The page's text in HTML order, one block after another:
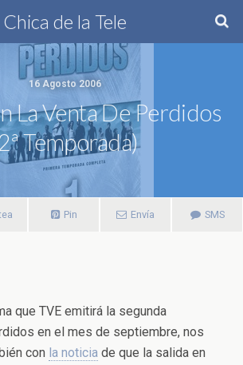
Chica de la Tele
16 Agosto 2006
La Venta De Perdidos
Temporada)
Pin Envía SMS
que TVE emitirá la segunda
en el mes de septiembre, nos
con la noticia de que la salida en